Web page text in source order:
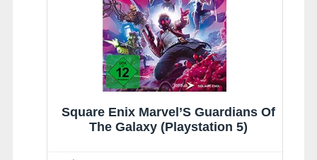
Square Enix Marvel’S Guardians Of
The Galaxy (Playstation 5)